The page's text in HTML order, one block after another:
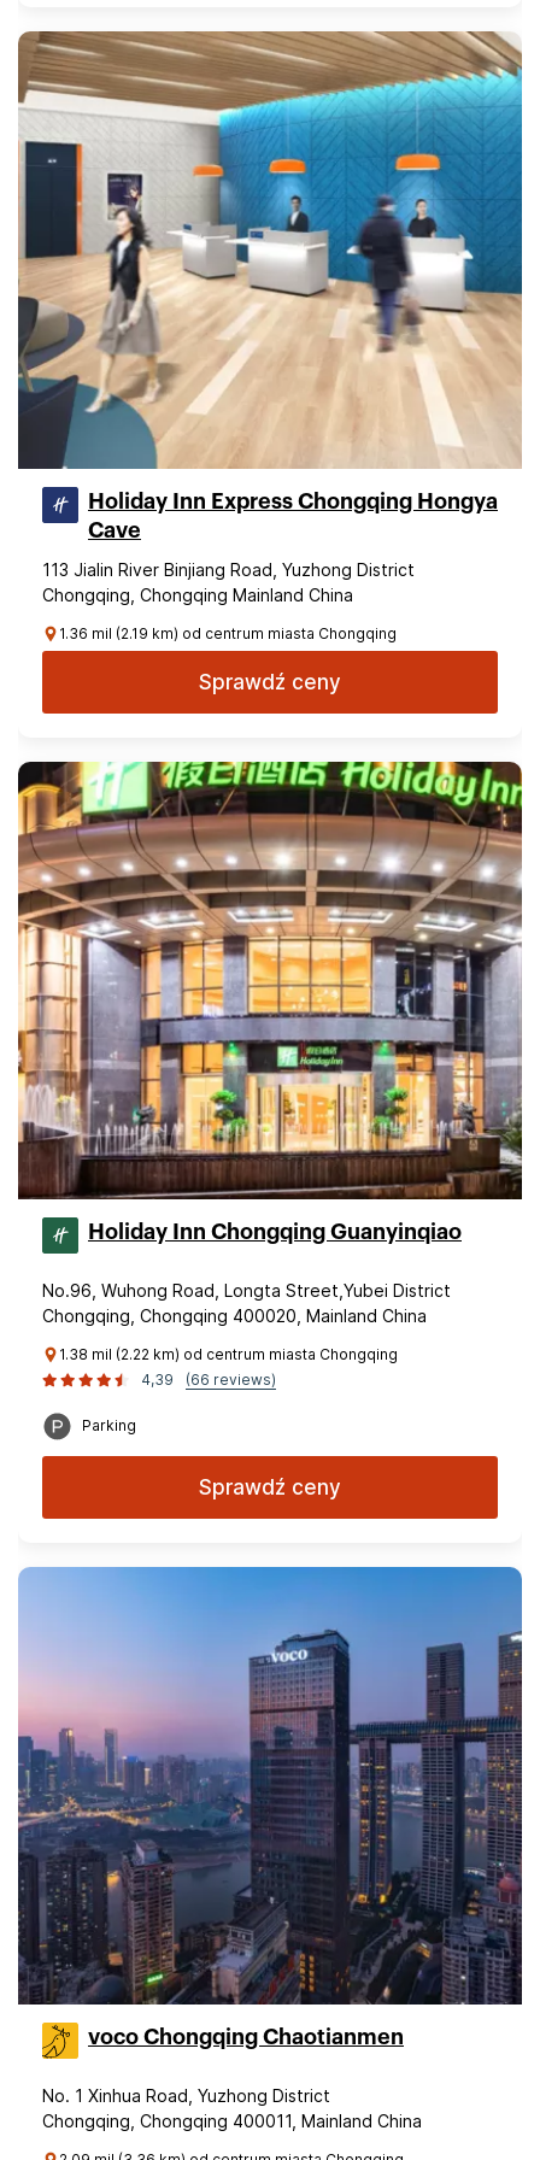
Holiday Inn Express Chongqing Hongya
Cave
113 Jialin River Binjiang Road, Yuzhong District
Chongqing, Chongqing Mainland China
1.36 mil (2.19 km) od centrum miasta Chongqing
Sprawdź ceny
Holiday Inn Chongqing Guanyinqiao
No.96, Wuhong Road, Longta Street,Yubei District
Chongqing, Chongqing 400020, Mainland China
1.38 mil (2.22 km) od centrum miasta Chongqing
4,39
(66 reviews)
Parking
Sprawdź ceny
voco Chongqing Chaotianmen
No. 1 Xinhua Road, Yuzhong District
Chongqing, Chongqing 400011, Mainland China